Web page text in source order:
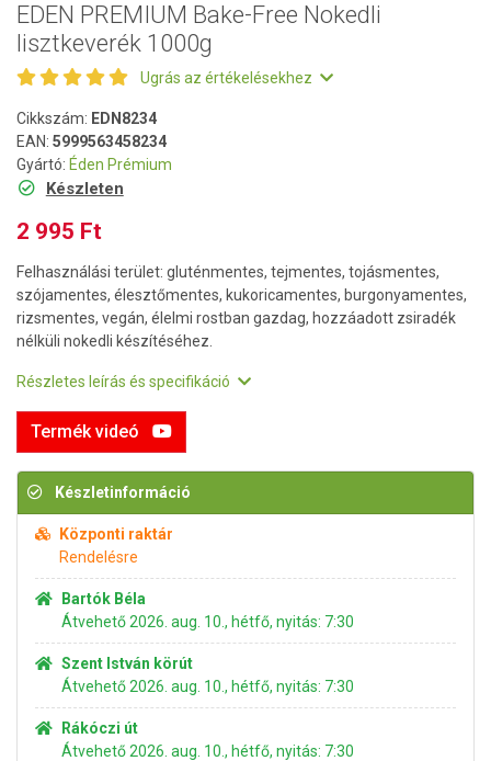
EDEN PREMIUM Bake-Free Nokedli
lisztkeverék 1000g
Ugrás az értékelésekhez
Cikkszám: EDN8234
EAN: 5999563458234
Gyártó: Éden Prémium
Készleten
2 995 Ft
Felhasználási terület: gluténmentes, tejmentes, tojásmentes,
szójamentes, élesztőmentes, kukoricamentes, burgonyamentes,
rizsmentes, vegán, élelmi rostban gazdag, hozzáadott zsiradék
nélküli nokedli készítéséhez.
Részletes leírás és specifikáció
Termék videó
Készletinformáció
Központi raktár
Rendelésre
Bartók Béla
Átvehető 2026. aug. 10., hétfő, nyitás: 7:30
Szent István körút
Átvehető 2026. aug. 10., hétfő, nyitás: 7:30
Rákóczi út
Átvehető 2026. aug. 10., hétfő, nyitás: 7:30